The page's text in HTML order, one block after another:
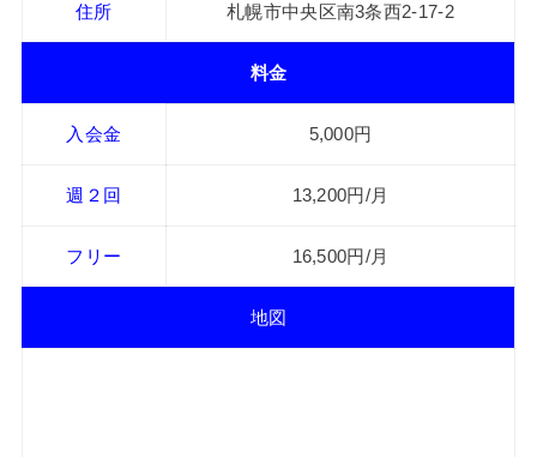
住所 札幌市中央区南3条西2-17-2
料金
入会金 5,000円
週２回 13,200円/月
フリー 16,500円/月
地図